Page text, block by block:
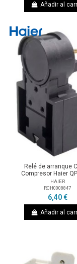
Añadir al
Relé de arranque
Compresor Haier
HAIER
RCH0008847
6,40 €
Añadir al